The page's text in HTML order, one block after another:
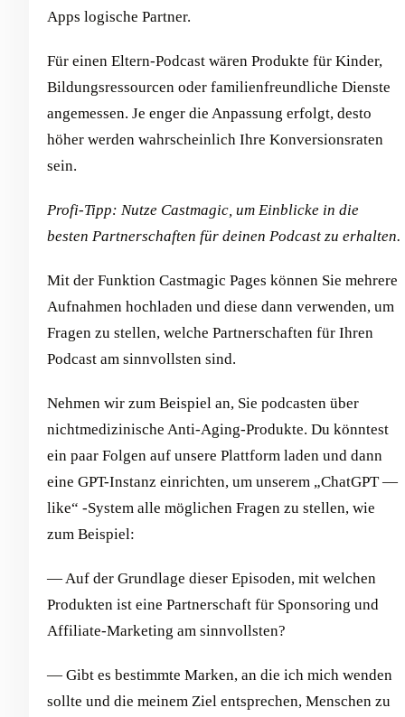
Apps logische Partner.
Für einen Eltern-Podcast wären Produkte für Kinder,
Bildungsressourcen oder familienfreundliche Dienste
angemessen. Je enger die Anpassung erfolgt, desto
höher werden wahrscheinlich Ihre Konversionsraten
sein.
Profi-Tipp: Nutze Castmagic, um Einblicke in die
besten Partnerschaften für deinen Podcast zu erhalten.
Mit der Funktion Castmagic Pages können Sie mehrere
Aufnahmen hochladen und diese dann verwenden, um
Fragen zu stellen, welche Partnerschaften für Ihren
Podcast am sinnvollsten sind.
Nehmen wir zum Beispiel an, Sie podcasten über
nichtmedizinische Anti-Aging-Produkte. Du könntest
ein paar Folgen auf unsere Plattform laden und dann
eine GPT-Instanz einrichten, um unserem „ChatGPT —
like“ -System alle möglichen Fragen zu stellen, wie
zum Beispiel:
— Auf der Grundlage dieser Episoden, mit welchen
Produkten ist eine Partnerschaft für Sponsoring und
Affiliate-Marketing am sinnvollsten?
— Gibt es bestimmte Marken, an die ich mich wenden
sollte und die meinem Ziel entsprechen, Menschen zu